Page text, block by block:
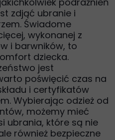
zdjąć ubranie i
Świadome
wykonanej z
i barwników, to
dziecka.
jest
poświęcić czas na
i certyfikatów
Wybierając odzież od
możemy mieć
ubrania, które są nie
również bezpieczne